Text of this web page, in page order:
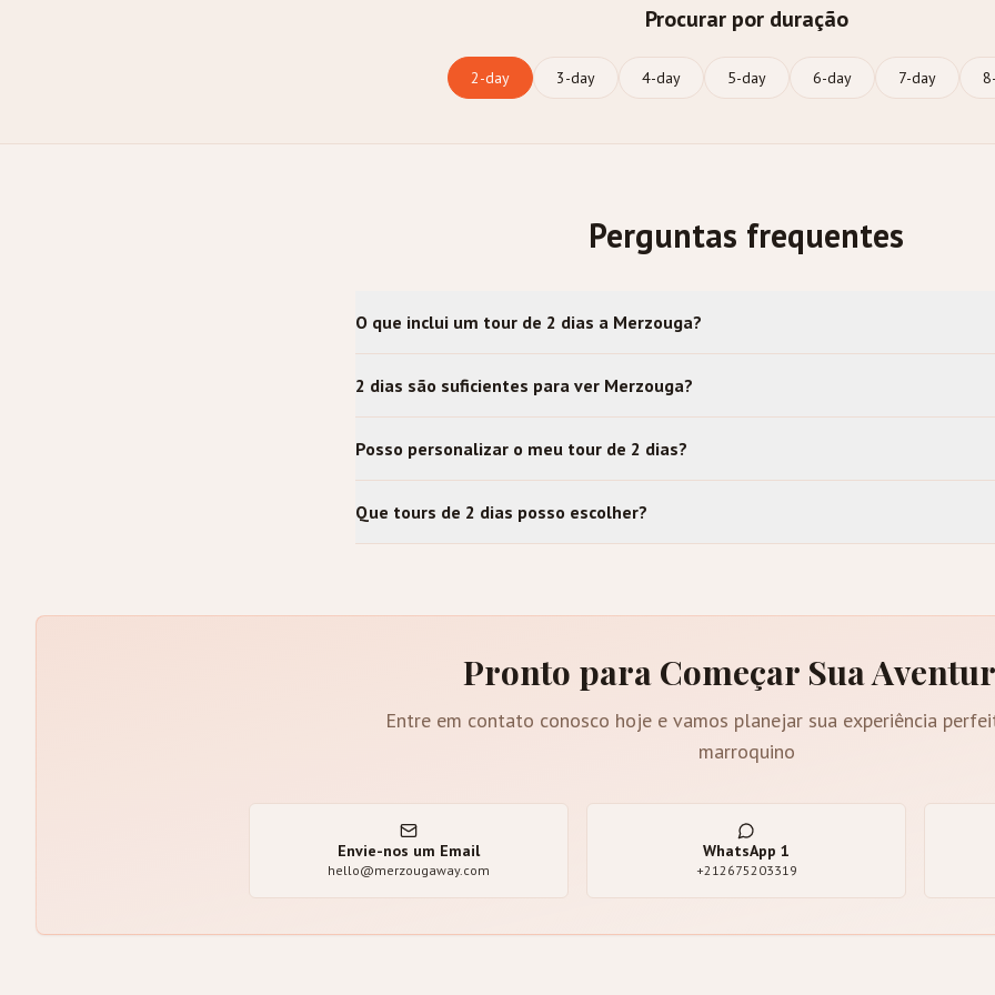
Procurar por duração
2-day 3-day 4-day 5-day 6-day 7-day 8
Perguntas frequentes
O que inclui um tour de 2 dias a Merzouga?
2 dias são suficientes para ver Merzouga?
Posso personalizar o meu tour de 2 dias?
Que tours de 2 dias posso escolher?
Pronto para Começar Sua
Entre em contato conosco hoje e vamos planejar sua experiência
marroquino
Envie-nos um Email
hello@merzougaway.com
WhatsApp 1
+212675203319